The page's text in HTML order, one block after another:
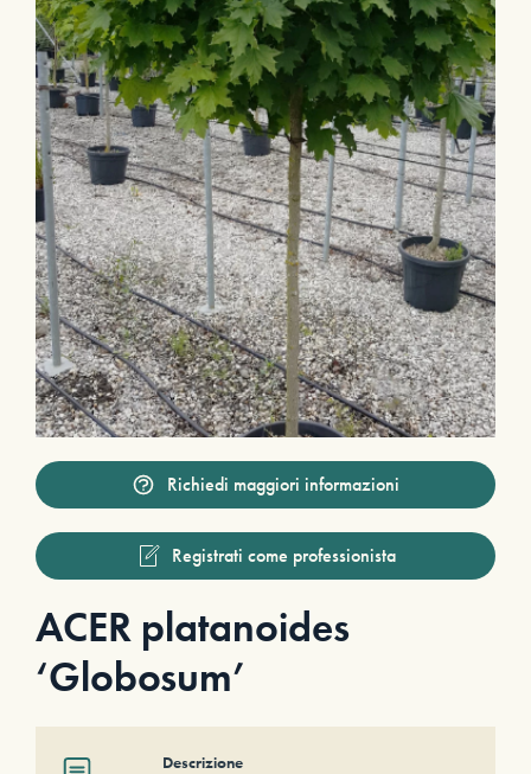
Richiedi maggiori informazioni
Registrati come professionista
ACER platanoides
‘Globosum’
Descrizione